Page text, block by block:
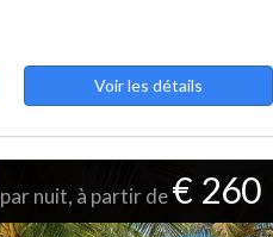
Voir les détails
par nuit, à partir de€ 260